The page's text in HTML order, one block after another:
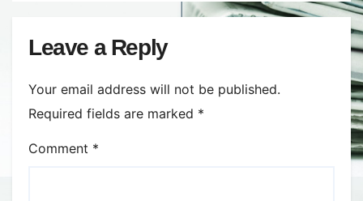
Leave a Reply
Your email address will not be published.
Required fields are marked *
Comment *